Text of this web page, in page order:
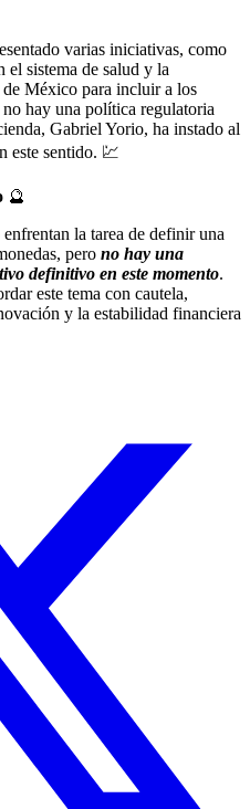
varias iniciativas, como
sistema de salud y la
México para incluir a los
hay una política regulatoria
Gabriel Yorio, ha instado al
este sentido. 💹
🔮
la tarea de definir una
pero no hay una
definitivo en este momento.
este tema con cautela,
y la estabilidad financiera